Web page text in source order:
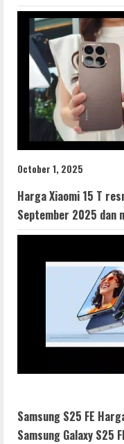
October 1, 2025
Harga Xiaomi 15 T
September 2025 dan
Samsung S25 FE
Samsung Galaxy S25